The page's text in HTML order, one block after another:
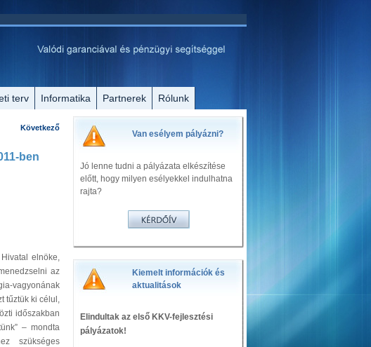
terv Informatika Partnerek Rólunk
Következő
ben
elnöke,
az
tűztük ki célul,
időszakban
– mondta
szükséges
Van esélyem pályázni?
Jó lenne tudni a pályázata elkészítése
előtt, hogy milyen esélyekkel indulhatna
rajta?
Kiemelt információk és
aktualitások
Elindultak az első KKV-fejlesztési
pályázatok!